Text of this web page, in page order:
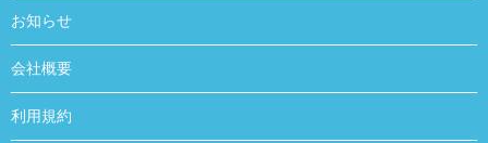
お知らせ
会社概要
利用規約